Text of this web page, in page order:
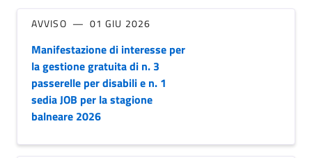
AVVISO 01 GIU 2026
Manifestazione di interesse per
la gestione gratuita di n. 3
passerelle per disabili e n. 1
sedia JOB per la stagione
balneare 2026